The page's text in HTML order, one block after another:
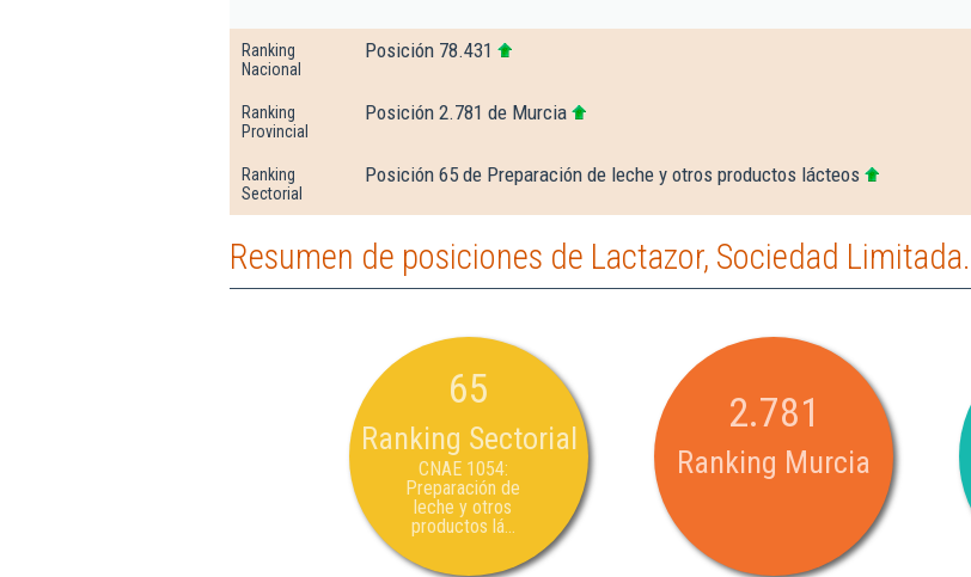
Ranking
Nacional
Posición 78.431
Ranking
Provincial
Posición 2.781 de Murcia
Ranking
Sectorial
Posición 65 de Preparación de leche y otros productos lácteos
Resumen de posiciones de Lactazor, Sociedad Limitada.
65
Ranking Sectorial
CNAE 1054:
Preparación de
leche y otros
productos lá...
2.781
Ranking Murcia